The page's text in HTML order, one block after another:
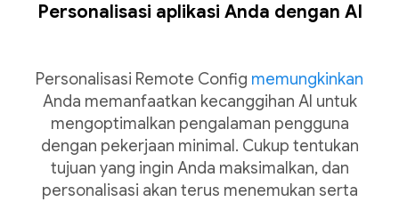
Personalisasi aplikasi Anda dengan AI
Personalisasi Remote Config memungkinkan
Anda memanfaatkan kecanggihan AI untuk
mengoptimalkan pengalaman pengguna
dengan pekerjaan minimal. Cukup tentukan
tujuan yang ingin Anda maksimalkan, dan
personalisasi akan terus menemukan serta